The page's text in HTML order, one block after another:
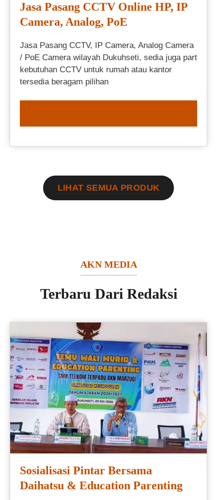
Jasa Pasang CCTV Online HP, IP
Camera, Analog, PoE
Jasa Pasang CCTV, IP Camera, Analog Camera
/ PoE Camera wilayah Dukuhseti, sedia juga part
kebutuhan CCTV untuk rumah atau kantor
tersedia beragam pilihan
LIHAT SEMUA PRODUK
AKN MEDIA
Terbaru Dari Redaksi
Sosialisasi Pintar Bersama
Daihatsu & Education Parenting